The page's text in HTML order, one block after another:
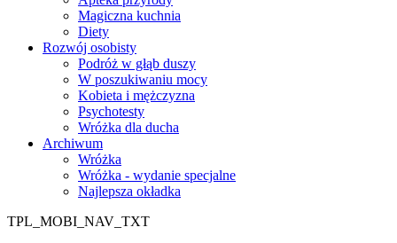
Magiczna kuchnia
Diety
Rozwój osobisty
Podróż w głąb duszy
W poszukiwaniu mocy
Kobieta i mężczyzna
Psychotesty
Wróżka dla ducha
Archiwum
Wróżka
Wróżka - wydanie specjalne
Najlepsza okładka
TPL_MOBI_NAV_TXT